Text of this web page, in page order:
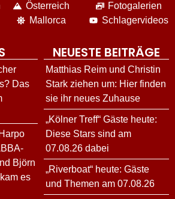
Österreich
Mallorca
Fotogalerien
Schlagervideos
Das
Björn
es
NEUESTE BEITRÄGE
Matthias Reim und Christin
Stark ziehen um: Hier finden
sie ihr neues Zuhause
„Kölner Treff“ Gäste heute:
Diese Stars sind am
07.08.26 dabei
„Riverboat“ heute: Gäste
und Themen am 07.08.26